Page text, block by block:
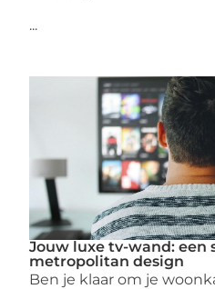
...
Jouw luxe tv-wand: een
metropolitan design
Ben je klaar om je